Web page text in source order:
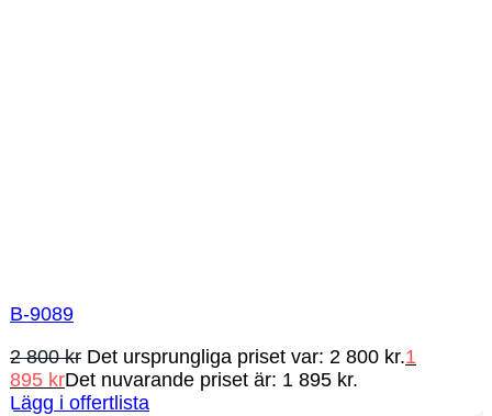
B-9089
2 800kr Det ursprungliga priset var: 2 800 kr.1
895 krDet nuvarande priset är: 1 895 kr.
Lägg i offertlista